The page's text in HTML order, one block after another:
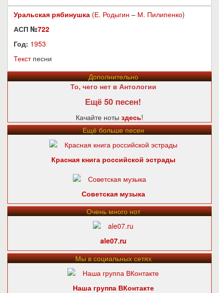
Уральская рябинушка (Е. Родыгин – М. Пилипенко)
АСП №722
Год: 1953
Текстпесни
Дополнительно
То, чего нет в Антологии
Ещё 50 песен!
Качайте ноты здесь!
Ещё больше песен
Красная книга российской эстрады
Советская музыка
Очень много нот
ale07.ru
Мы в социальных сетях
Наша группа ВКонтакте